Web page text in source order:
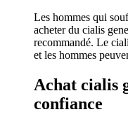
Les hommes qui
acheter du cialis
recommandé. Le
et les hommes
Achat cialis
confiance